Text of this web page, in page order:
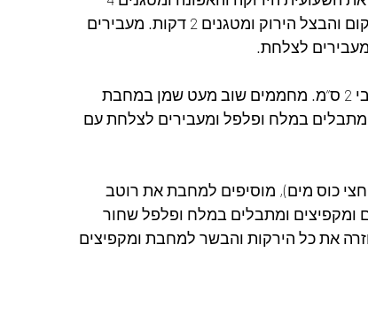
דקות, תוך ערבוב  מדי פעם. מוסיפים את התרד,  הבזיליקום והבצל הירוק ומטגנים 2 דקות. מעבירים
לצלחת.
מטגנים את האנטרקוט: פורסים את הבשר לרצועות בעובי 2 ס”מ. מחממים שוב מעט שמן במחבת
את רצועות האנטרקוט עד להזהבה קלה 2-3 ד’, מתבלים במלח ופלפל ומעבירים לצלחת עם
כוס מים), מוסיפים למחבת את רוטב
ומקפיצים ומתבלים במלח ופלפל שחור
חזרה את כל הירקות והבשר למחבת ומקפיצים